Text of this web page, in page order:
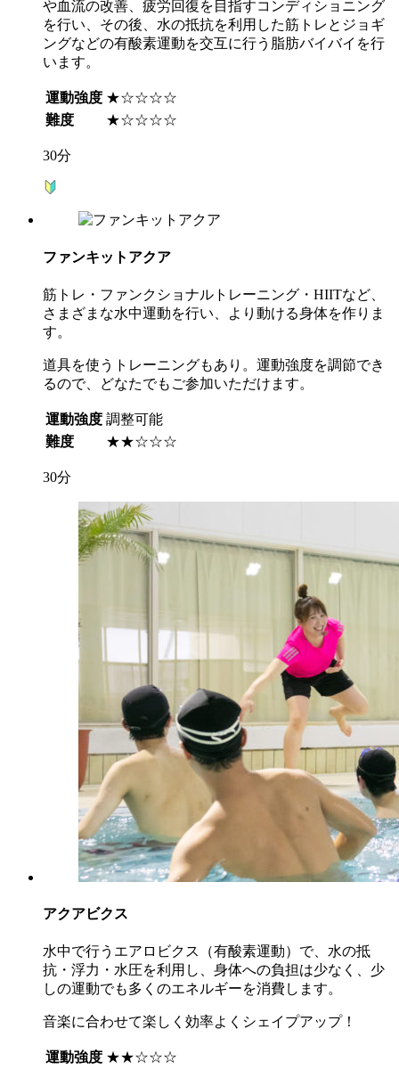
や血流の改善、疲労回復を目指すコンディショニング
を行い、その後、水の抵抗を利用した筋トレとジョギ
ングなどの有酸素運動を交互に行う脂肪バイバイを行
います。
運動強度 ★☆☆☆☆
難度
★☆☆☆☆
30分
ファンキットアクア
筋トレ・ファンクショナルトレーニング・HIITなど、
さまざまな水中運動を行い、より動ける身体を作りま
す。
道具を使うトレーニングもあり。運動強度を調節でき
るので、どなたでもご参加いただけます。
運動強度 調整可能
難度
★★☆☆☆
30分
アクアビクス
水中で行うエアロビクス（有酸素運動）で、水の抵
抗・浮力・水圧を利用し、身体への負担は少なく、少
しの運動でも多くのエネルギーを消費します。
音楽に合わせて楽しく効率よくシェイプアップ！
運動強度 ★★☆☆☆